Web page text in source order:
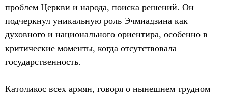
проблем Церкви и народа, поиска решений. Он
подчеркнул уникальную роль Эчмиадзина как
духовного и национального ориентира, особенно в
критические моменты, когда отсутствовала
государственность.
Католикос всех армян, говоря о нынешнем трудном